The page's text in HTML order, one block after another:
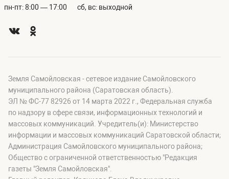
пн-пт: 8:00 — 17:00 сб, вс: выходной
Земля Самойловская - сетевое издание Самойловского
муниципального района (Саратовская область).
ЭЛ № ФС-77 82926 от 14 марта 2022 г., Федеральная служба
по надзору в сфере связи, информационных технологий и
массовых коммуникаций. Учредитель(и): Министерство
информации и массовых коммуникаций Саратовской области;
Администрация Самойловского муниципального района;
Общество с ограниченной ответственностью "Редакция
газеты "Земля Самойловская".